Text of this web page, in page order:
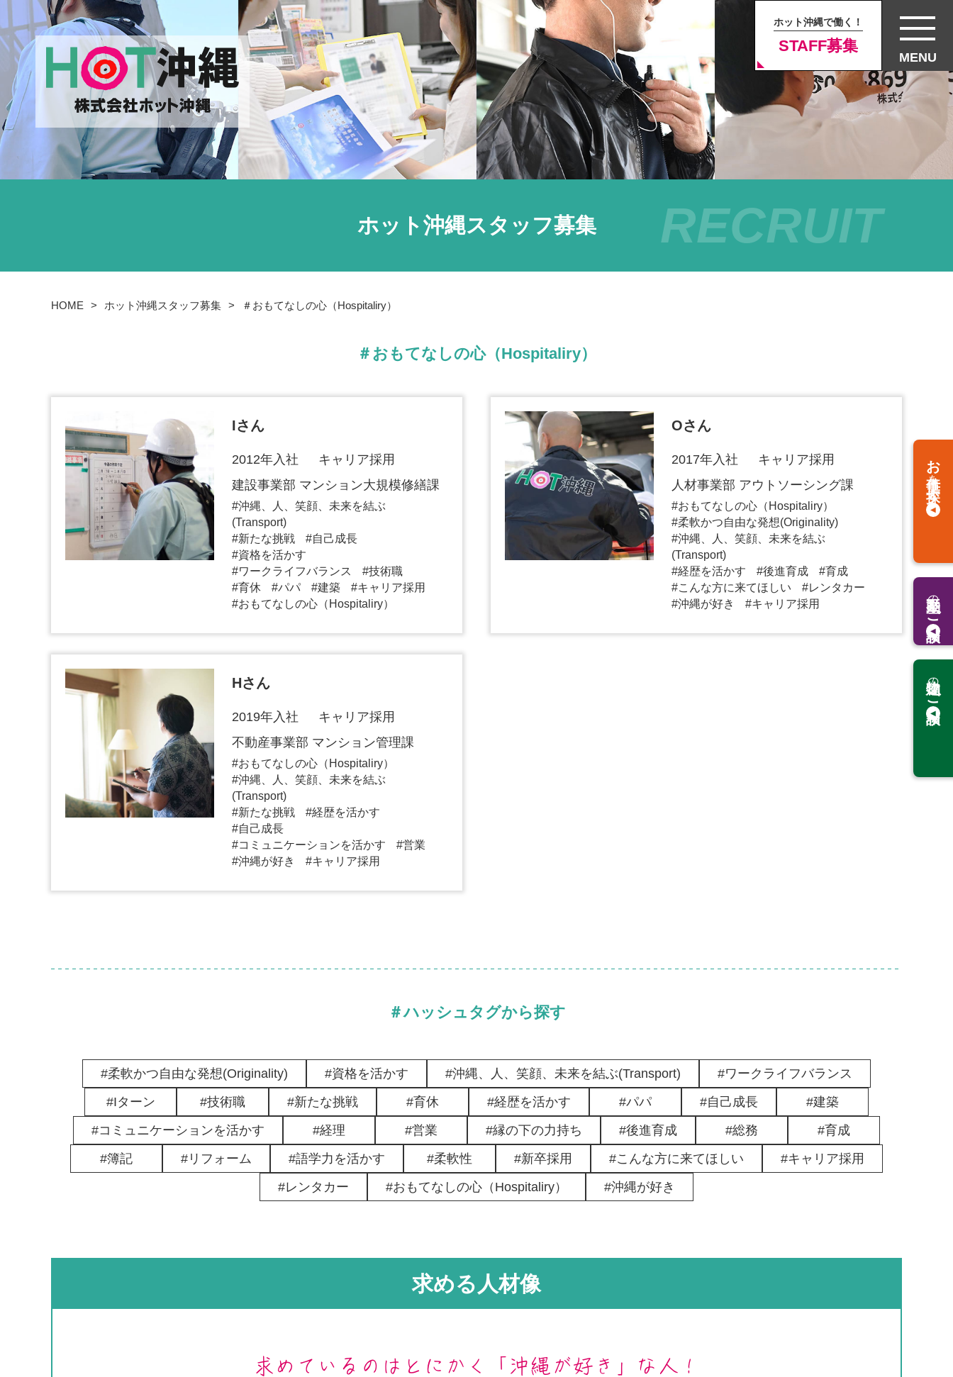
ホット沖縄で働く！
STAFF募集
MENU
お仕事
を
探す
の
ご相談
の
ご相談
ホット沖縄スタッフ募集
HOME ホット沖縄スタッフ募集 ＃おもてなしの心（Hospitaliry）
＃おもてなしの心（Hospitaliry）
Iさん
2012年入社 キャリア採用
建設事業部 マンション大規模修繕課
沖縄、人、笑顔、未来を結ぶ
(Transport)
新たな挑戦
自己成長
資格を活かす
ワークライフバランス
技術職
育休
パパ 建築
キャリア採用
おもてなしの心（Hospitaliry）
Oさん
2017年入社 キャリア採用
人材事業部 アウトソーシング課
おもてなしの心（Hospitaliry）
柔軟かつ自由な発想(Originality)
沖縄、人、笑顔、未来を結ぶ
(Transport)
経歴を活かす
後進育成
育成
こんな方に来てほしい
レンタカー
沖縄が好き
キャリア採用
Hさん
2019年入社 キャリア採用
不動産事業部 マンション管理課
おもてなしの心（Hospitaliry）
沖縄、人、笑顔、未来を結ぶ
(Transport)
新たな挑戦
経歴を活かす
自己成長
コミュニケーションを活かす
営業
沖縄が好き
キャリア採用
＃ハッシュタグから探す
柔軟かつ自由な発想(Originality) 資格を活かす 沖縄、人、笑顔、未来を結ぶ(Transport)
ワークライフバランス
Iターン
技術職 新たな挑戦 育休 経歴を活かす パパ 自己成長
建築
コミュニケーションを活かす
経理 営業 縁の下の力持ち 後進育成 総務
育成
簿記
リフォーム 語学力を活かす 柔軟性 新卒採用 こんな方に来てほしい
キャリア採用
レンタカー
おもてなしの心（Hospitaliry） 沖縄が好き
求める人材像
求めているのはとにかく
「沖縄が好き」な人！